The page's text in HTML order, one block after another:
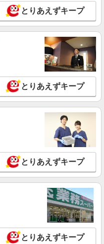
とりあえずキープ
とりあえずキープ
とりあえずキープ
とりあえずキープ